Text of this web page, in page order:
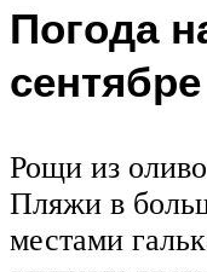
Погода
сентябре
Рощи из
Пляжи в
местами